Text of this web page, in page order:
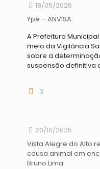
18/05/2026
Ypê – ANVISA
A Prefeitura
meio da Vigilância
sobre a
suspensão definitiva
3
20/10/2025
Vista Alegre do Alto
causa animal em
Bruno Lima